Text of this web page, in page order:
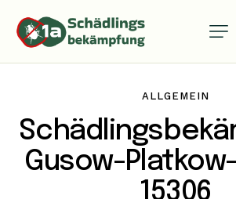
ALLGEMEIN
Gusow-
15306